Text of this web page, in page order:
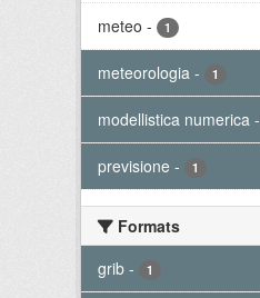
meteo - 1
meteorologia - 1
modellistica numerica -
previsione - 1
Formats
grib - 1